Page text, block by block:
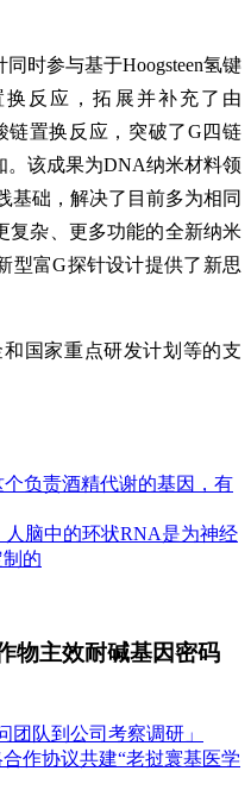
时参与基于Hoogsteen氢键
反应，拓展并补充了由
链置换反应，突破了G四链
。该成果为DNA纳米材料领
基础，解决了目前多为相同
复杂、更多功能的全新纳米
型富G探针设计提供了新思
国家重点研发计划等的支
个负责酒精代谢的基因，有
人脑中的环状RNA是为神经
的
物主效耐碱基因密码
团队到公司考察调研」
作协议共建“老挝寰基医学